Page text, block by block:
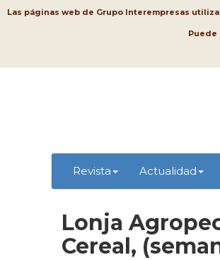
Las páginas web de Grupo Interempresas
Puede
Revista Actualidad
Lonja
Cereal,